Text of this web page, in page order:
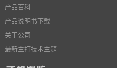
产品百科
产品说明书下载
关于公司
最新主打技术主题